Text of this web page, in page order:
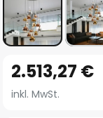
Anfang
der
2.513,27 €
inkl. MwSt.